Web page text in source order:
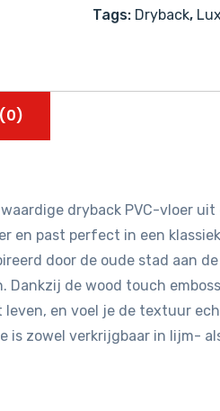
Tags: Dryback,
(0)
dryback PVC-vloer
en past perfect in een
door de oude stad aan
de wood touch
en voel je de textuur
is zowel verkrijgbaar in lijm-